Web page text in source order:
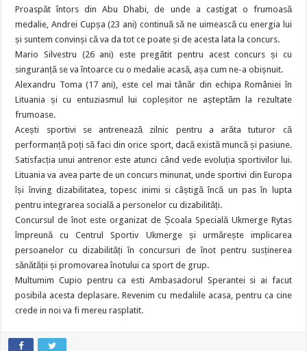
Proaspăt întors din Abu Dhabi, de unde a castigat o frumoasă
medalie, Andrei Cupșa (23 ani) continuă să ne uimească cu energia lui
și suntem convinși că va da tot ce poate și de acesta lata la concurs.
Mario Silvestru (26 ani) este pregătit pentru acest concurs și cu
singuranță se va întoarce cu o medalie acasă, așa cum ne-a obișnuit.
Alexandru Toma (17 ani), este cel mai tânăr din echipa României în
Lituania și cu entuziasmul lui copleșitor ne așteptăm la rezultate
frumoase.
Acești sportivi se antrenează zilnic pentru a arăta tuturor că
performanță poți să faci din orice sport, dacă există muncă și pasiune.
Satisfacția unui antrenor este atunci când vede evoluția sportivilor lui.
Lituania va avea parte de un concurs minunat, unde sportivi din Europa
își înving dizabilitatea, topesc inimi si câștigă încă un pas în lupta
pentru integrarea socială a personelor cu dizabilități.
Concursul de înot este organizat de Școala Specială Ukmerge Rytas
împreună cu Centrul Sportiv Ukmerge și urmărește implicarea
persoanelor cu dizabilități în concursuri de înot pentru susținerea
sănătății și promovarea înotului ca sport de grup.
Multumim Cupio pentru ca esti Ambasadorul Sperantei si ai facut
posibila acesta deplasare. Revenim cu medaliile acasa, pentru ca cine
crede in noi va fi mereu rasplatit.